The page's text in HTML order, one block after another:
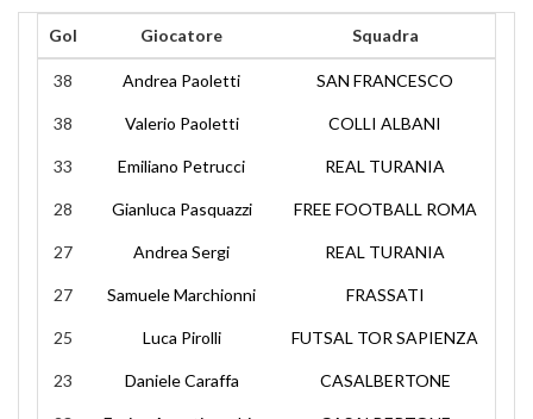
Gol Giocatore Squadra
38 Andrea Paoletti SAN FRANCESCO
38 Valerio Paoletti COLLI ALBANI
33 Emiliano Petrucci REAL TURANIA
28 Gianluca Pasquazzi FREE FOOTBALL ROMA
27 Andrea Sergi REAL TURANIA
27 Samuele Marchionni FRASSATI
25 Luca Pirolli FUTSAL TOR SAPIENZA
23 Daniele Caraffa CASALBERTONE